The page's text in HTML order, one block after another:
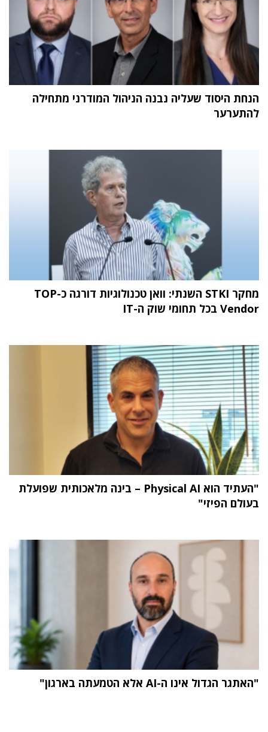
הנחת היסוד שעליה נבנה הניהול המודרני מתחילה
להתערער
מחקר STKI השנתי: וואן טכנולוגיות דורגה כ-TOP
Vendor בכל תחומי שוק ה-IT
"העתיד הוא Physical AI – בינה מלאכותית שפועלת
בעולם הפיזי"
"האתגר הגדול אינו ה-AI אלא הטמעתה בארגון"